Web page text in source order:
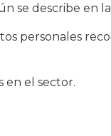
se describe en
personales
en el sector.